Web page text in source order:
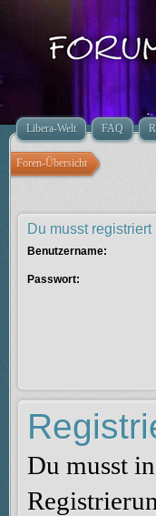
Libera-Welt FAQ
Foren-Übersicht
Du musst
Benutzername:
Passwort:
Du musst